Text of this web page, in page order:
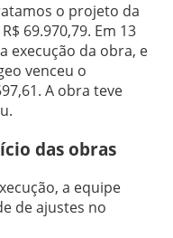
o projeto da
69.970,79. Em 13
execução da obra, e
venceu o
A obra teve
das obras
a equipe
de ajustes no